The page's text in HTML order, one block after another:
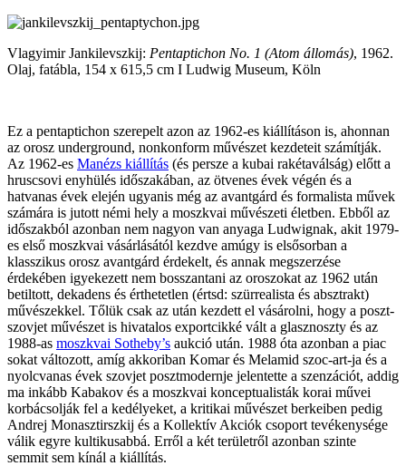
Vlagyimir Jankilevszkij: Pentaptichon No. 1 (Atom állomás), 1962.
Olaj, fatábla, 154 x 615,5 cm I Ludwig Museum, Köln
Ez a pentaptichon szerepelt azon az 1962-es kiállításon is, ahonnan
az orosz underground, nonkonform művészet kezdeteit számítják.
Az 1962-es Manézs kiállítás (és persze a kubai rakétaválság) előtt a
hruscsovi enyhülés időszakában, az ötvenes évek végén és a
hatvanas évek elején ugyanis még az avantgárd és formalista művek
számára is jutott némi hely a moszkvai művészeti életben. Ebből az
időszakból azonban nem nagyon van anyaga Ludwignak, akit 1979-
es első moszkvai vásárlásától kezdve amúgy is elsősorban a
klasszikus orosz avantgárd érdekelt, és annak megszerzése
érdekében igyekezett nem bosszantani az oroszokat az 1962 után
betiltott, dekadens és érthetetlen (értsd: szürrealista és absztrakt)
művészekkel. Tőlük csak az után kezdett el vásárolni, hogy a poszt-
szovjet művészet is hivatalos exportcikké vált a glasznoszty és az
1988-as moszkvai Sotheby’s aukció után. 1988 óta azonban a piac
sokat változott, amíg akkoriban Komar és Melamid szoc-art-ja és a
nyolcvanas évek szovjet posztmodernje jelentette a szenzációt, addig
ma inkább Kabakov és a moszkvai konceptualisták korai művei
korbácsolják fel a kedélyeket, a kritikai művészet berkeiben pedig
Andrej Monasztirszkij és a Kollektív Akciók csoport tevékenysége
válik egyre kultikusabbá. Erről a két területről azonban szinte
semmit sem kínál a kiállítás.